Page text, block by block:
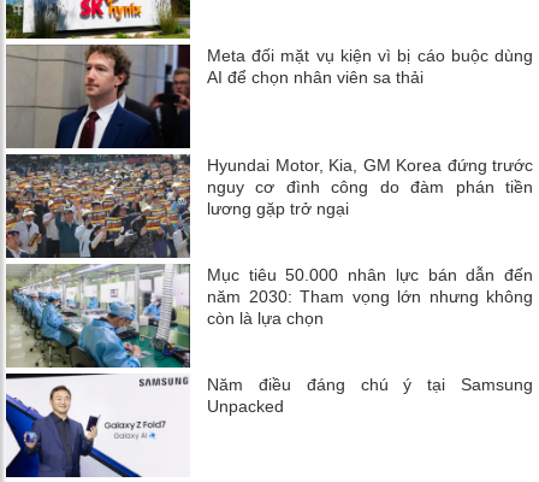
Meta đối mặt vụ kiện vì bị cáo buộc dùng
AI để chọn nhân viên sa thải
Hyundai Motor, Kia, GM Korea đứng trước
nguy cơ đình công do đàm phán tiền
lương gặp trở ngại
Mục tiêu 50.000 nhân lực bán dẫn đến
năm 2030: Tham vọng lớn nhưng không
còn là lựa chọn
Năm điều đáng chú ý tại Samsung
Unpacked